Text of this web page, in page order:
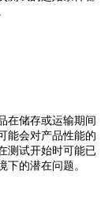
储存或运输期间
能会对产品性能的
测试开始时可能已
的潜在问题。